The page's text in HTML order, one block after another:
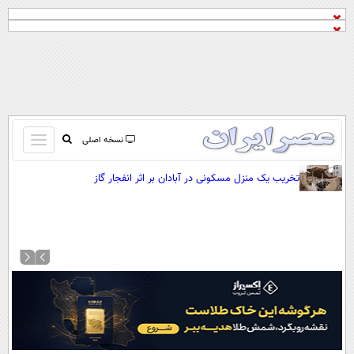
نسخه اصلی
باز
و
صفحه اول
پیوند ها
سواد زندگی
تخریب یک منزل مسکونی در آبادان بر اثر انفجار گاز